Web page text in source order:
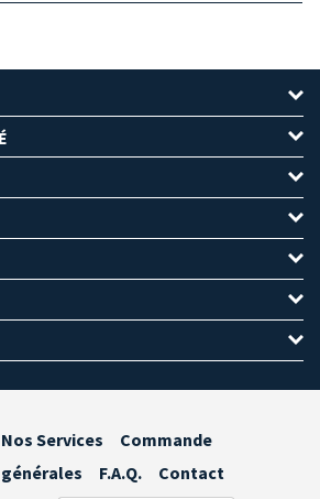
Nos Services
Commande
F.A.Q.
Contact